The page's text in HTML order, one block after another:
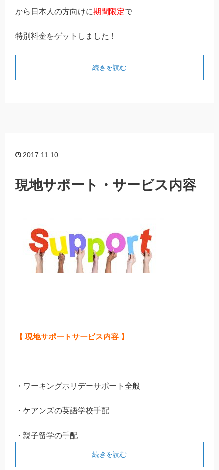
から日本人の方向けに期間限定で
特別料金をゲットしました！
続きを読む
2017.11.10
現地サポート・サービス内容
【 現地サポートサービス内容 】
・ワーキングホリデーサポート全般
・ケアンズの英語学校手配
・親子留学の手配
続きを読む